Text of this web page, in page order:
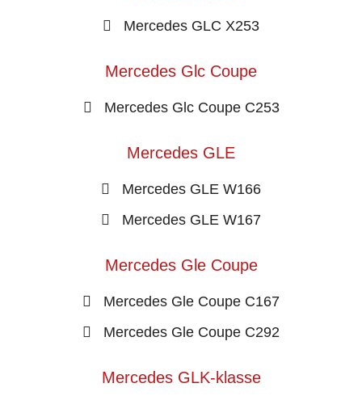
Mercedes GLC X253
Mercedes Glc Coupe
Mercedes Glc Coupe C253
Mercedes GLE
Mercedes GLE W166
Mercedes GLE W167
Mercedes Gle Coupe
Mercedes Gle Coupe C167
Mercedes Gle Coupe C292
Mercedes GLK-klasse